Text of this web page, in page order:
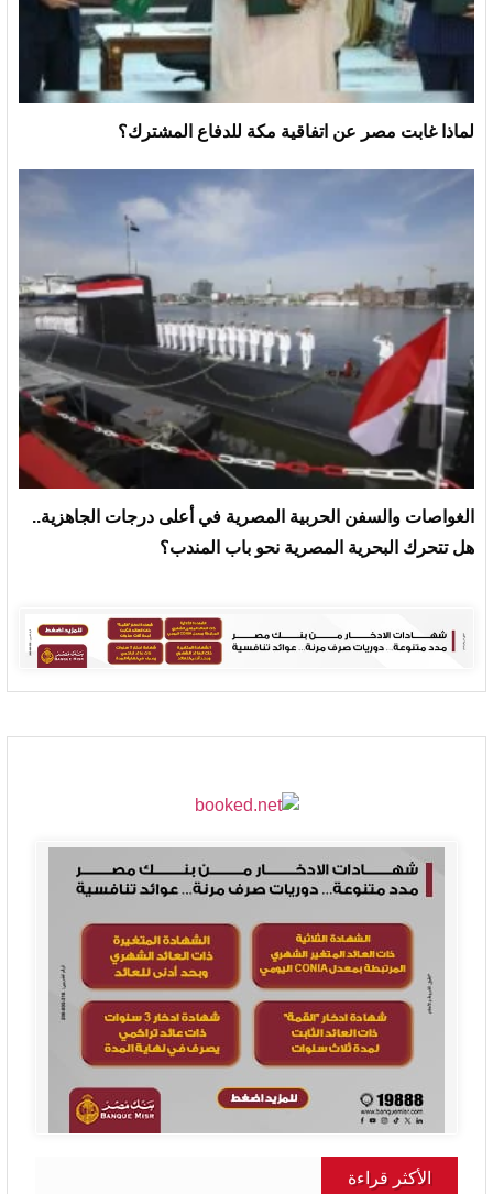
لماذا غابت مصر عن اتفاقية مكة للدفاع المشترك؟
الغواصات والسفن الحربية المصرية في أعلى درجات الجاهزية..
هل تتحرك البحرية المصرية نحو باب المندب؟
الأكثر قراءة